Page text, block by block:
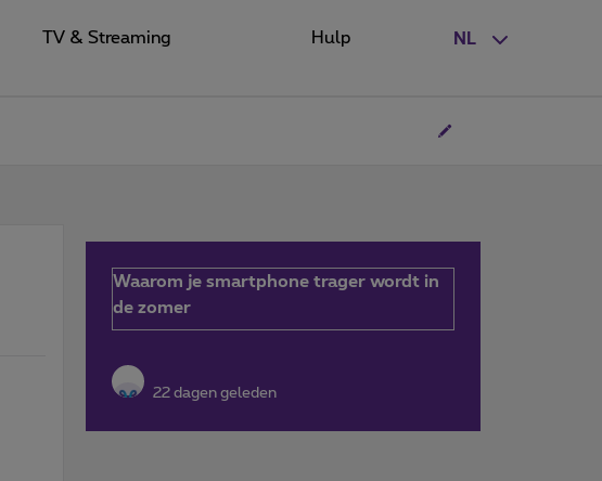
NL
TV & Streaming Hulp
Waarom je smartphone trager wordt in
de zomer
22 dagen geleden